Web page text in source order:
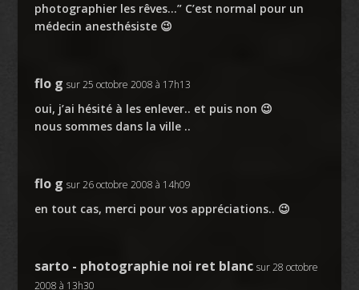
photographier les rêves…” C’est normal pour un
médecin anesthésiste 😉
flo g sur 25 octobre 2008 à 17h13
oui, j’ai hésité à les enlever.. et puis non 😉
nous sommes dans la ville ..
flo g sur 26 octobre 2008 à 14h09
en tout cas, merci pour vos appréciations.. 😉
sarto - photographie noi ret blanc sur 28 octobre
2008 à 13h30